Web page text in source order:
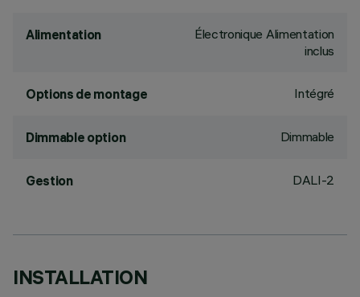
Alimentation
Électronique Alimentation
inclus
Options de montage Intégré
Dimmable option Dimmable
Gestion DALI-2
INSTALLATION